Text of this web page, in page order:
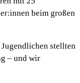
beim großen
stellten
– und wir